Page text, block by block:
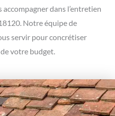
dans l’entretien
Notre équipe de
servir pour concrétiser
votre budget.